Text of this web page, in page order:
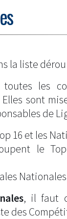
la liste
les
sont
de
16 et les
le
, il faut
des